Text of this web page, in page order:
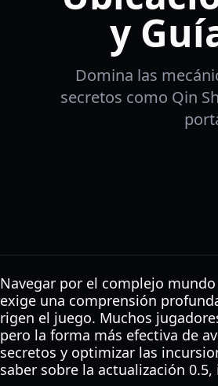
y
Domina las
secretos como Qin
Navegar por el complejo
exige una comprensión
rigen el juego. Muchos
pero la forma más efectiva de
secretos y optimizar las
saber sobre la actualización